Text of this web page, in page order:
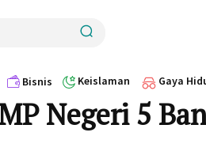
Bisnis Keislaman Gaya
Negeri 5